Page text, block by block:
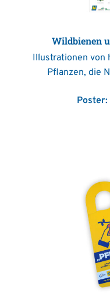
Wildbienen
Illustrationen von
Pflanzen, die
Poster: